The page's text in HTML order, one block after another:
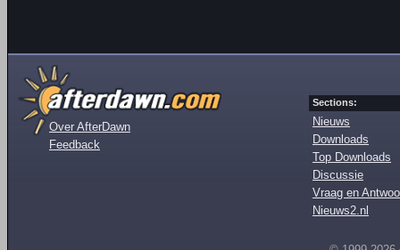
Over AfterDawn
Feedback
Sections:
Nieuws
Downloads
Top Downloads
Discussie
Vraag en
Nieuws2.nl